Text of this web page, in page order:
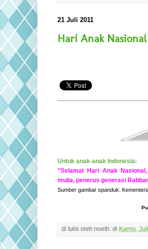
21 Juli 2011
Hari Anak Nasional
Untuk anak-anak Indonesia:
"Selamat Hari Anak
mulia, penerus generasi
Sumber gambar spanduk:
di tulis oleh noeth: di Kamis,